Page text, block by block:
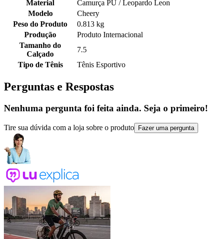
Material
Camurça PU / Leopardo Leon
Modelo
Cheery
Peso do Produto
0.813 kg
Produção
Produto Internacional
Tamanho do
Calçado
7.5
Tipo de Tênis
Tênis Esportivo
Perguntas e Respostas
Nenhuma pergunta foi feita ainda. Seja o primeiro!
Tire sua dúvida com a loja sobre o produto Fazer uma pergunta